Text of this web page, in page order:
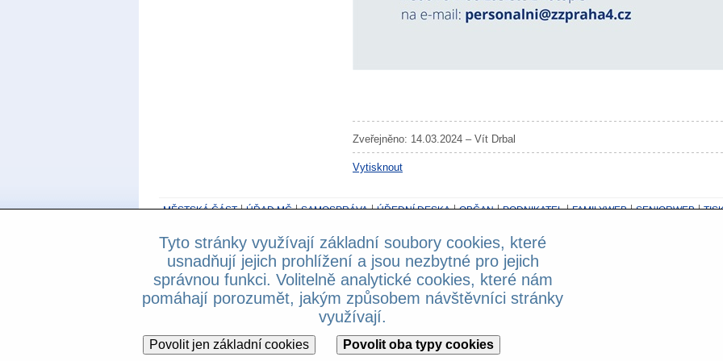
Zveřejněno: 14.03.2024 – Vít Drbal
Vytisknout
MĚSTSKÁ ČÁST ÚŘAD MČ SAMOSPRÁVA ÚŘEDNÍ DESKA OBČAN PODNIKATEL FAMILYWEB SENIORWEB
800 194 237- Základní informační linka bez možnosti přepojování!
Prohlášení o přístupnosti
Copyright © 2013 Městská část Praha 4, Antala Staška 2059/80b, 140 46 Praha 4 - Krč; Powered by
Tyto stránky využívají základní soubory cookies, které
usnadňují jejich prohlížení a jsou nezbytné pro jejich
správnou funkci. Volitelně analytické cookies, které nám
pomáhají porozumět, jakým způsobem návštěvníci stránky
využívají.
Povolit jen základní cookies Povolit oba typy cookies